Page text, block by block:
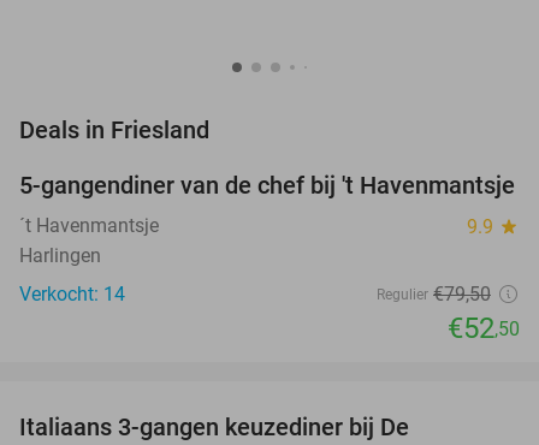
Deals in Friesland
34%
NEW
TODAY
5-gangendiner van de chef bij 't Havenmantsje
´t Havenmantsje 9.9 star
Harlingen
Verkocht: 14
Regulier €79,50
€52,50
Italiaans 3-gangen keuzediner bij De